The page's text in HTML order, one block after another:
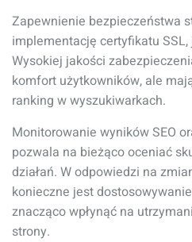
Zapewnienie bezpieczeństwa
implementację certyfikatu
Wysokiej jakości
komfort użytkowników, ale
ranking w wyszukiwarkach.
Monitorowanie wyników SEO
pozwala na bieżąco oceniać
działań. W odpowiedzi na
konieczne jest
znacząco wpłynąć na
strony.